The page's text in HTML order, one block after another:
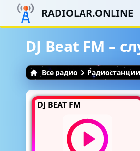
RADIOLAR.ONLINE
DJ Beat FM –
Все радио Радиостанции
DJ BEAT FM